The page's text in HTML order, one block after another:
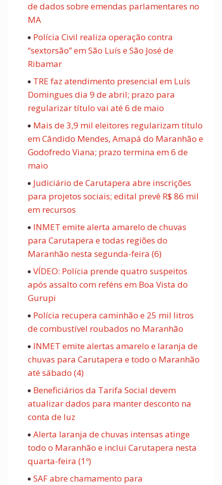
de dados sobre emendas parlamentares no
MA
Polícia Civil realiza operação contra
“sextorsão” em São Luís e São José de
Ribamar
TRE faz atendimento presencial em Luís
Domingues dia 9 de abril; prazo para
regularizar título vai até 6 de maio
Mais de 3,9 mil eleitores regularizam título
em Cândido Mendes, Amapá do Maranhão e
Godofredo Viana; prazo termina em 6 de
maio
Judiciário de Carutapera abre inscrições
para projetos sociais; edital prevê R$ 86 mil
em recursos
INMET emite alerta amarelo de chuvas
para Carutapera e todas regiões do
Maranhão nesta segunda-feira (6)
VÍDEO: Polícia prende quatro suspeitos
após assalto com reféns em Boa Vista do
Gurupi
Polícia recupera caminhão e 25 mil litros
de combustível roubados no Maranhão
INMET emite alertas amarelo e laranja de
chuvas para Carutapera e todo o Maranhão
até sábado (4)
Beneficiários da Tarifa Social devem
atualizar dados para manter desconto na
conta de luz
Alerta laranja de chuvas intensas atinge
todo o Maranhão e inclui Carutapera nesta
quarta-feira (1º)
SAF abre chamamento para